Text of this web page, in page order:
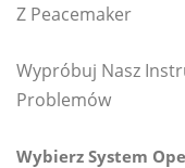
Z Peacemaker
Wypróbuj Nasz
Problemów
Wybierz System